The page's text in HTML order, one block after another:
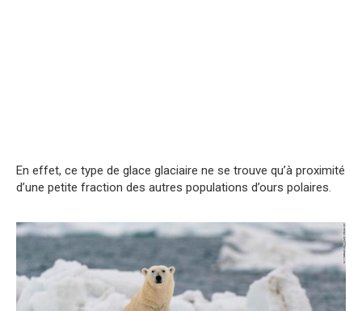
En effet, ce type de glace glaciaire ne se trouve qu’à proximité
d’une petite fraction des autres populations d’ours polaires.